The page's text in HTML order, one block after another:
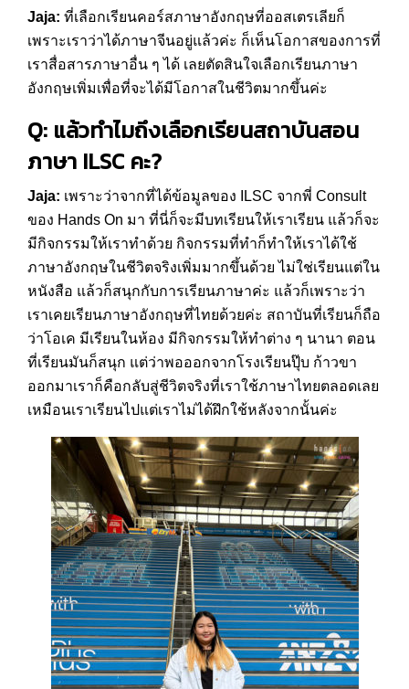
Jaja: ที่เลือกเรียนคอร์สภาษาอังกฤษที่ออสเตรเลียก็
เพราะเราว่าได้ภาษาจีนอยู่แล้วค่ะ ก็เห็นโอกาสของการที่
เราสื่อสารภาษาอื่น ๆ ได้ เลยตัดสินใจเลือกเรียนภาษา
อังกฤษเพิ่มเพื่อที่จะได้มีโอกาสในชีวิตมากขึ้นค่ะ
Q: แล้วทำไมถึงเลือกเรียนสถาบันสอน
ภาษา ILSC คะ?
Jaja: เพราะว่าจากที่ได้ข้อมูลของ ILSC จากพี่ Consult
ของ Hands On มา ที่นี่ก็จะมีบทเรียนให้เราเรียน แล้วก็จะ
มีกิจกรรมให้เราทำด้วย กิจกรรมที่ทำก็ทำให้เราได้ใช้
ภาษาอังกฤษในชีวิตจริงเพิ่มมากขึ้นด้วย ไม่ใช่เรียนแต่ใน
หนังสือ แล้วก็สนุกกับการเรียนภาษาค่ะ แล้วก็เพราะว่า
เราเคยเรียนภาษาอังกฤษที่ไทยด้วยค่ะ สถาบันที่เรียนก็ถือ
ว่าโอเค มีเรียนในห้อง มีกิจกรรมให้ทำต่าง ๆ นานา ตอน
ที่เรียนมันก็สนุก แต่ว่าพอออกจากโรงเรียนปุ๊บ ก้าวขา
ออกมาเราก็คือกลับสู่ชีวิตจริงที่เราใช้ภาษาไทยตลอดเลย
เหมือนเราเรียนไปแต่เราไม่ได้ฝึกใช้หลังจากนั้นค่ะ